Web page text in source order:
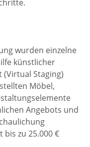
wurden einzelne
künstlicher
(Virtual Staging)
Möbel,
Angebots und
bis zu 25.000 €